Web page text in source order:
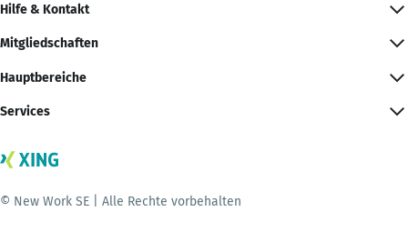
Hilfe & Kontakt
Mitgliedschaften
Hauptbereiche
Services
© New Work SE | Alle Rechte vorbehalten